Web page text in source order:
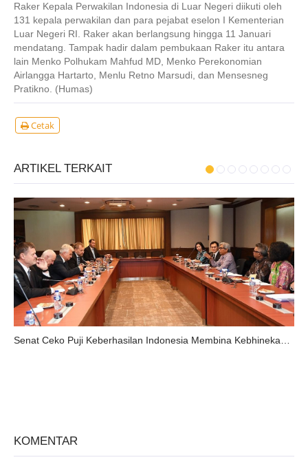
Raker Kepala Perwakilan Indonesia di Luar Negeri diikuti oleh
131 kepala perwakilan dan para pejabat eselon I Kementerian
Luar Negeri RI. Raker akan berlangsung hingga 11 Januari
mendatang. Tampak hadir dalam pembukaan Raker itu antara
lain Menko Polhukam Mahfud MD, Menko Perekonomian
Airlangga Hartarto, Menlu Retno Marsudi, dan Mensesneg
Pratikno. (Humas)
Cetak
ARTIKEL TERKAIT
KOMENTAR